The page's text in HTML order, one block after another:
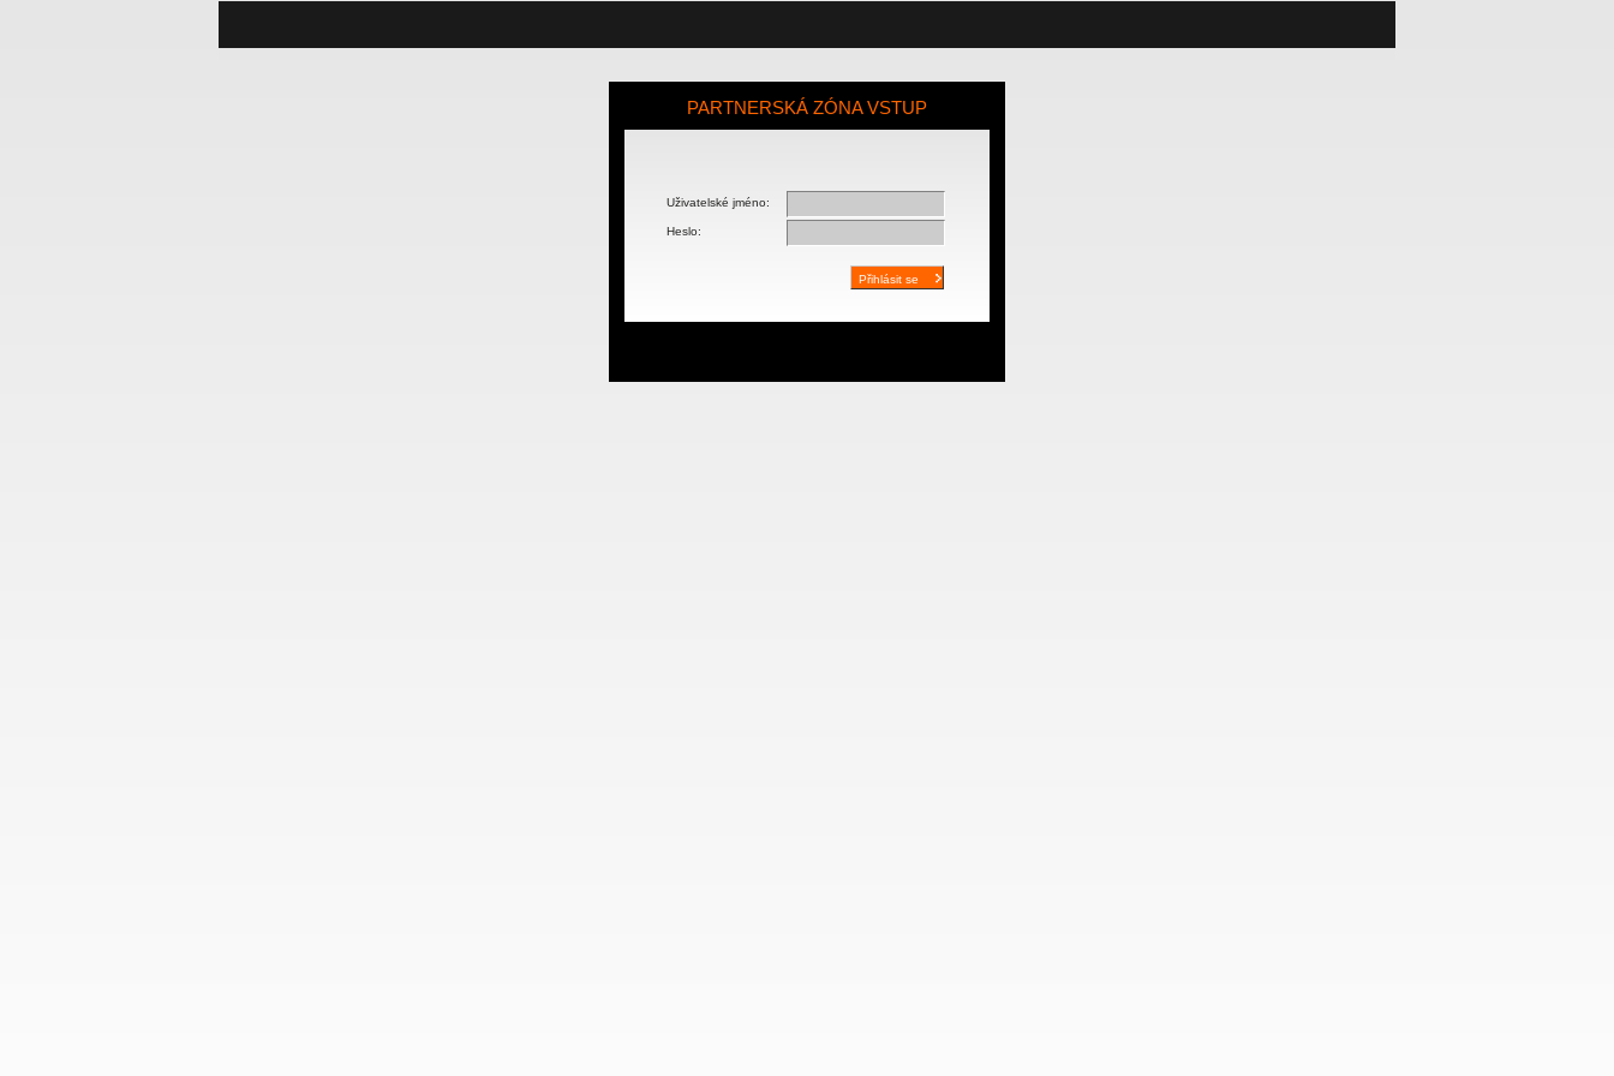
PARTNERSKÁ ZÓNA VSTUP
Uživatelské jméno:
Heslo: